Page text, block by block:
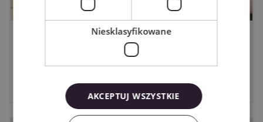
WYGRAJ PLOTER CAMEO5A -
regulamin
Niesklasyfikowane
AKCEPTUJ WSZYSTKIE